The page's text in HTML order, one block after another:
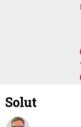
Solut